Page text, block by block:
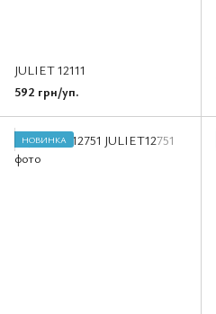
JULIET 12111
592 грн/уп.
НОВИНКА